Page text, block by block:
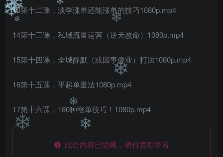
13第十二课，淡季涨单还能涨单的技巧1080p.mp4
14第十三课，私域流量运营（逆天改命）1080p.mp4
15第十四课，全城静默（或因事停业）打法1080p.mp4
16第十五课，平起单量法1080p.mp4
17第十六课，180种涨单技巧！1080p.mp4
此处内容已隐藏，请付费后查看
❄
❄
❄
❄
❄
❄
❄
❄